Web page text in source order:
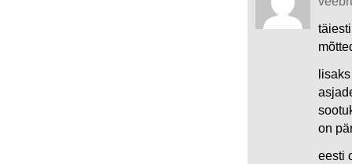
on
eesti